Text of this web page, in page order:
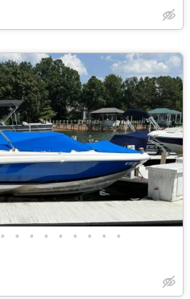
• • • • • • • • •